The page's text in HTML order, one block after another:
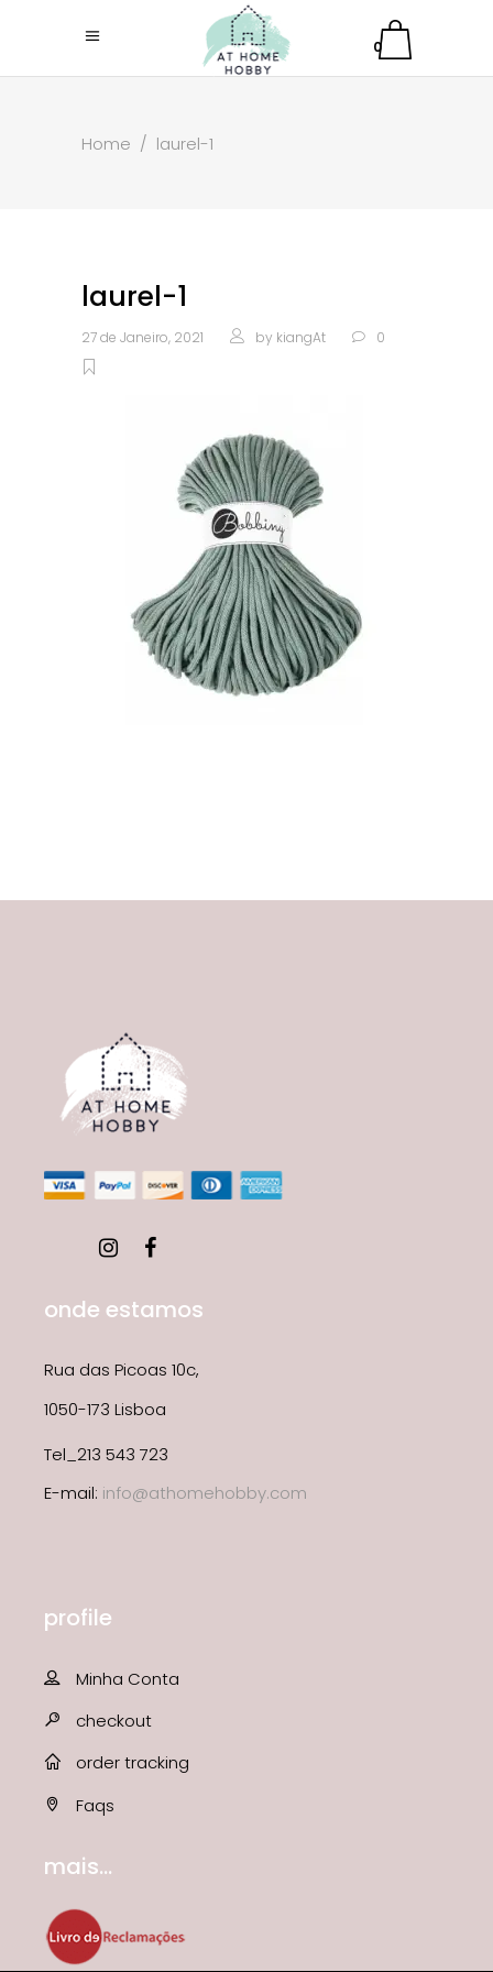
0
Home / laurel-1
laurel-1
27 de Janeiro, 2021 by kiangAt 0
onde estamos
Rua das Picoas 10c,
1050-173 Lisboa
Tel_213 543 723
E-mail: info@athomehobby.com
profile
Minha Conta
checkout
order tracking
Faqs
mais...